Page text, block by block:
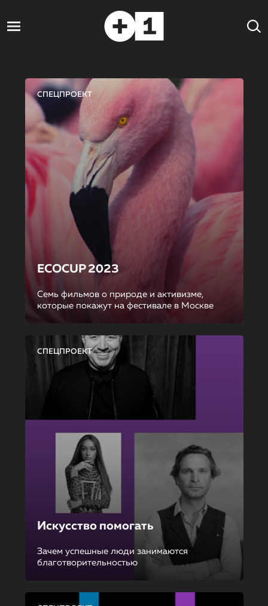
СПЕЦПРОЕКТ
ECOCUP 2023
Семь фильмов о природе и активизме,
которые покажут на фестивале в Москве
СПЕЦПРОЕКТ
Искусство помогать
Зачем успешные люди занимаются
благотворительностью